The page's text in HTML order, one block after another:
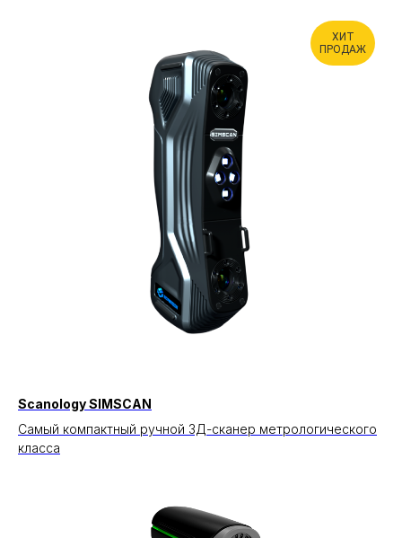
ХИТ
ПРОДАЖ
Scanology SIMSCAN
Cамый компактный ручной 3Д-сканер метрологического
класса